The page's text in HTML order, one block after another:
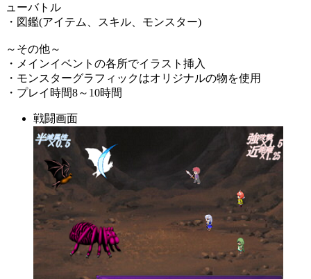
ューバトル
・図鑑(アイテム、スキル、モンスター)
～その他～
・メインイベントの各所でイラスト挿入
・モンスターグラフィックはオリジナルの物を使用
・プレイ時間8～10時間
戦闘画面